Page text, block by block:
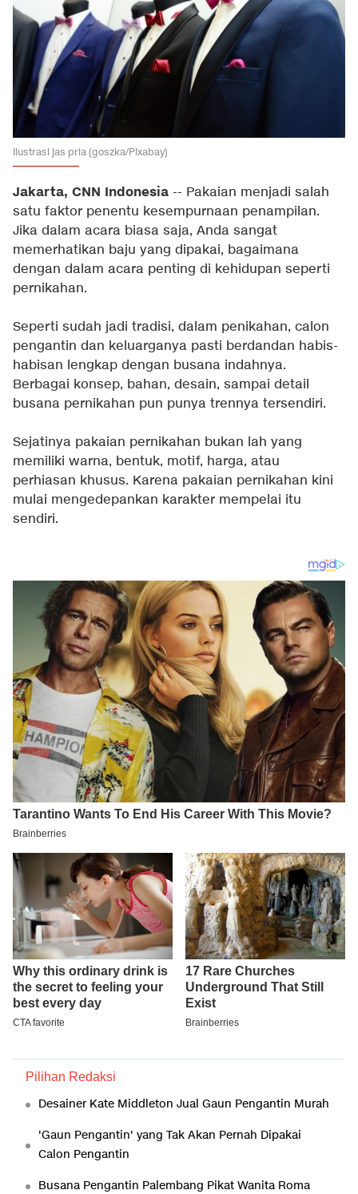
Ilustrasi jas pria (goszka/Pixabay)
Jakarta, CNN Indonesia -- Pakaian menjadi salah
satu faktor penentu kesempurnaan penampilan.
Jika dalam acara biasa saja, Anda sangat
memerhatikan baju yang dipakai, bagaimana
dengan dalam acara penting di kehidupan seperti
pernikahan.
Seperti sudah jadi tradisi, dalam penikahan, calon
pengantin dan keluarganya pasti berdandan habis-
habisan lengkap dengan busana indahnya.
Berbagai konsep, bahan, desain, sampai detail
busana pernikahan pun punya trennya tersendiri.
Sejatinya pakaian pernikahan bukan lah yang
memiliki warna, bentuk, motif, harga, atau
perhiasan khusus. Karena pakaian pernikahan kini
mulai mengedepankan karakter mempelai itu
sendiri.
Pilihan Redaksi
Desainer Kate Middleton Jual Gaun Pengantin Murah
'Gaun Pengantin' yang Tak Akan Pernah Dipakai
Calon Pengantin
Busana Pengantin Palembang Pikat Wanita Roma